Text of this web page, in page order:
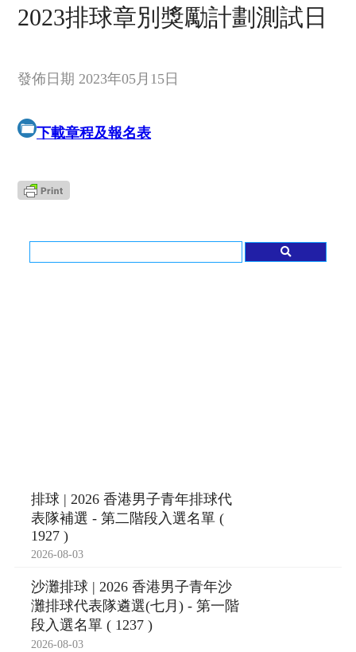
2023排球章別獎勵計劃測試日
發佈日期 2023年05月15日
下載章程及報名表
排球 | 2026 香港男子青年排球代
表隊補選 - 第二階段入選名單 (
1927 )
2026-08-03
沙灘排球 | 2026 香港男子青年沙
灘排球代表隊遴選(七月) - 第一階
段入選名單 ( 1237 )
2026-08-03